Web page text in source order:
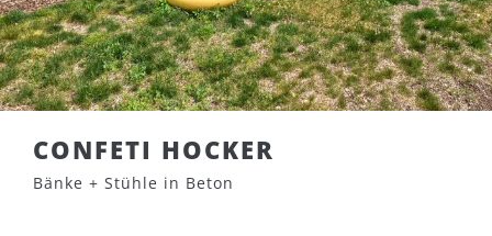
CONFETI HOCKER
Bänke + Stühle in Beton